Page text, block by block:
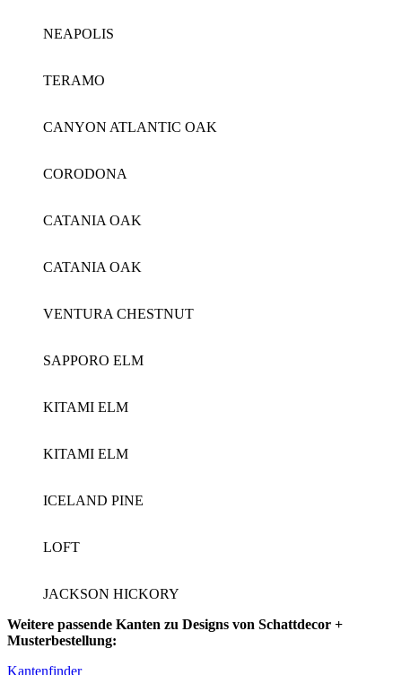
NEAPOLIS
TERAMO
CANYON ATLANTIC OAK
CORODONA
CATANIA OAK
CATANIA OAK
VENTURA CHESTNUT
SAPPORO ELM
KITAMI ELM
KITAMI ELM
ICELAND PINE
LOFT
JACKSON HICKORY
Weitere passende Kanten zu Designs von Schattdecor +
Musterbestellung:
Kantenfinder